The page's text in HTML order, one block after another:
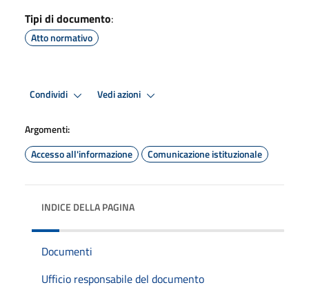
Tipi di documento:
Atto normativo
Condividi Vedi azioni
Argomenti:
Accesso all'informazione
Comunicazione istituzionale
INDICE DELLA PAGINA
Documenti
Ufficio responsabile del documento